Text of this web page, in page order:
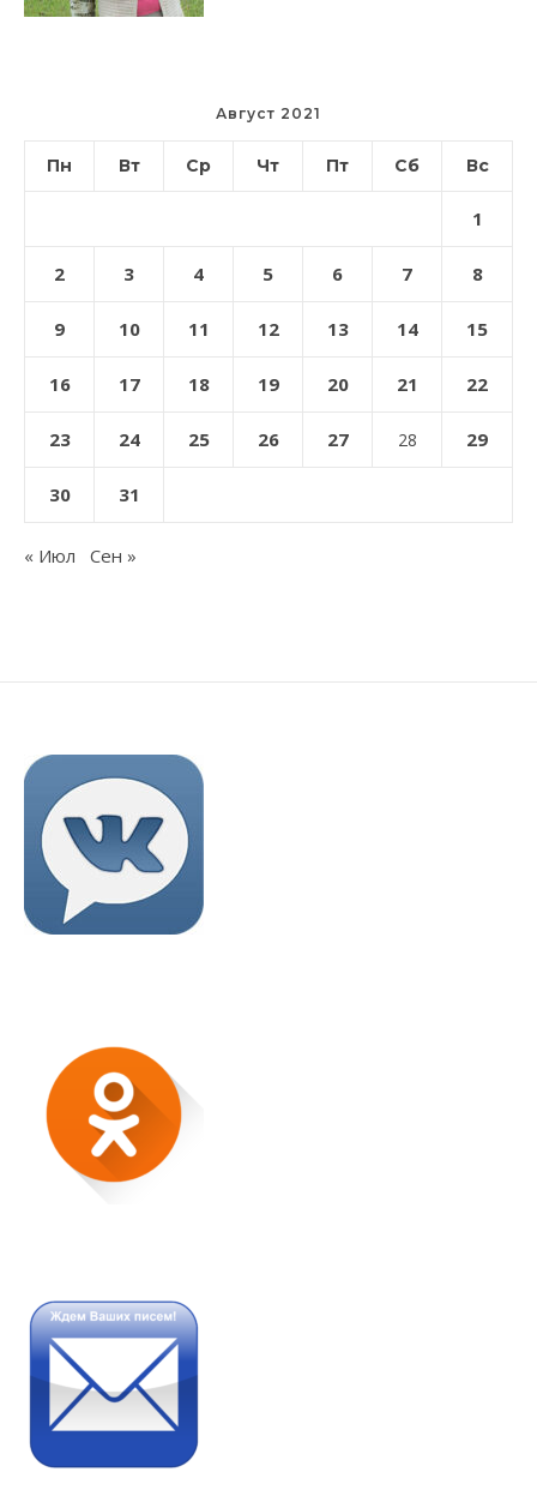
Август 2021
Пн Вт Ср Чт Пт Сб Вс
1
2 3 4 5 6 7 8
9 10 11 12 13 14 15
16 17 18 19 20 21 22
23 24 25 26 27 28 29
30 31
« Июл Сен »